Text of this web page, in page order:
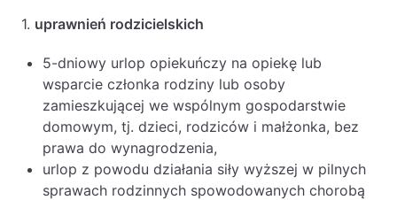
1. uprawnień rodzicielskich
5-dniowy urlop opiekuńczy na opiekę lub
wsparcie członka rodziny lub osoby
zamieszkującej we wspólnym gospodarstwie
domowym, tj. dzieci, rodziców i małżonka, bez
prawa do wynagrodzenia,
urlop z powodu działania siły wyższej w pilnych
sprawach rodzinnych spowodowanych chorobą